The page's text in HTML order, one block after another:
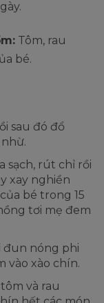
Tôm, rau
bé.
sau đó đổ
sạch, rút chỉ rồi
xay nghiền
bé trong 15
tơi mẹ đem
đun nóng phi
vào xào chín.
và rau